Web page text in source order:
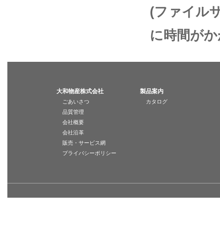
(ファイル
に時間が
大和物産株式会社
ごあいさつ
品質管理
会社概要
会社沿革
販売・サービス網
プライバシーポリシー
製品案内
カタログ